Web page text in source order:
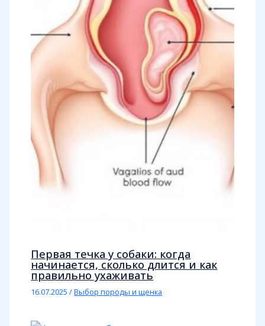
Первая течка у собаки: когда
начинается, сколько длится и как
правильно ухаживать
16.07.2025/Выбор породы и щенка